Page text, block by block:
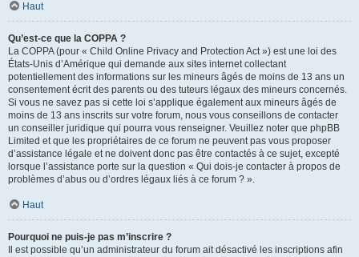
Haut
Qu’est-ce que la COPPA ?
La COPPA (pour « Child Online Privacy and Protection Act ») est une loi des
États-Unis d’Amérique qui demande aux sites internet collectant
potentiellement des informations sur les mineurs âgés de moins de 13 ans un
consentement écrit des parents ou des tuteurs légaux des mineurs concernés.
Si vous ne savez pas si cette loi s’applique également aux mineurs âgés de
moins de 13 ans inscrits sur votre forum, nous vous conseillons de contacter
un conseiller juridique qui pourra vous renseigner. Veuillez noter que phpBB
Limited et que les propriétaires de ce forum ne peuvent pas vous proposer
d’assistance légale et ne doivent donc pas être contactés à ce sujet, excepté
lorsque l’assistance porte sur la question « Qui dois-je contacter à propos de
problèmes d’abus ou d’ordres légaux liés à ce forum ? ».
Haut
Pourquoi ne puis-je pas m’inscrire ?
Il est possible qu’un administrateur du forum ait désactivé les inscriptions afin